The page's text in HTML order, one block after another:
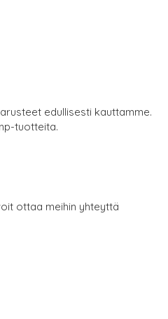
edullisesti kauttamme.
tuotteita.
ottaa meihin yhteyttä